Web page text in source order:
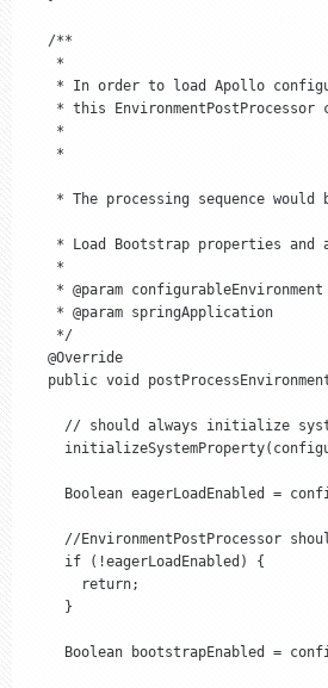
  /**
   *
* In order to load Apollo
* this EnvironmentPostProcessor
   *
   *
* The processing sequence would
* Load Bootstrap properties and
   *
   * @param configurableEnvironment
   * @param springApplication
   */
  @Override
public void
// should always initialize
Boolean eagerLoadEnabled =
//EnvironmentPostProcessor
    if (!eagerLoadEnabled) {
      return;
    }
Boolean bootstrapEnabled =